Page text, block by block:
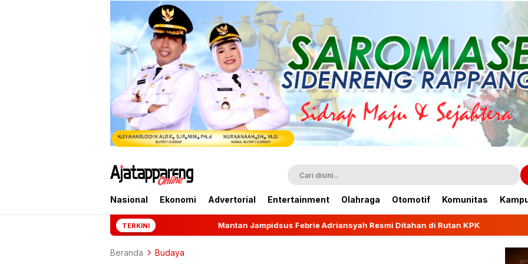
Nasional Ekonomi Advertorial Entertainment Olahraga Otomotif Komunitas
TERKINI
Mantan Jampidsus Febrie Adriansyah Resmi Ditahan di Rutan KPK Wagub Fatmawati
Beranda Budaya